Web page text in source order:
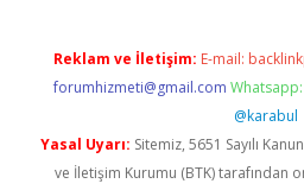
Reklam ve İletişim: E-mail:
forumhizmeti@gmail.com
@karabul
Yasal Uyarı: Sitemiz, 5651 Sayılı
ve İletişim Kurumu (BTK) tarafından